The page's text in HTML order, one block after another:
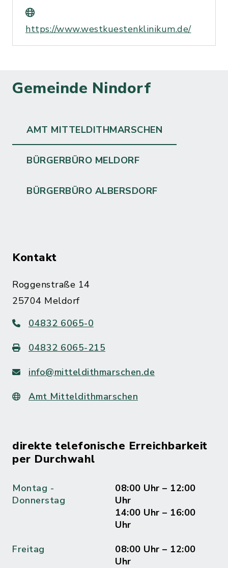
https://www.westkuestenklinikum.de/
Gemeinde Nindorf
AMT MITTELDITHMARSCHEN
BÜRGERBÜRO MELDORF
BÜRGERBÜRO ALBERSDORF
Kontakt
Roggenstraße 14
25704 Meldorf
04832 6065-0
04832 6065-215
info@mitteldithmarschen.de
Amt Mitteldithmarschen
direkte telefonische Erreichbarkeit
per Durchwahl
Montag -
Donnerstag
08:00 Uhr – 12:00
Uhr
14:00 Uhr – 16:00
Uhr
Freitag
08:00 Uhr – 12:00
Uhr